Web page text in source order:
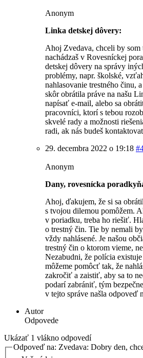
Anonym
Linka detskej dôvery:
Ahoj Zvedava, chceli by
nachádzaš v Rovesníckej
detskej dôvery na správy
problémy, napr. školské,
nahlasovanie trestného činu,
skôr obrátila práve na našu
napísať e-mail, alebo sa
pracovníci, ktorí s tebou
skvelé rady a možnosti
radi, ak nás budeš
29. decembra 2022 o 19:18
Anonym
Dany, rovesnícka
Ahoj, ďakujem, že si sa
s tvojou dilemou pomôžem.
v poriadku, treba ho riešiť.
o trestný čin. Tie by nemali
vždy nahlásené. Je našou
trestný čin o ktorom vieme,
Nezabudni, že polícia
môžeme pomôcť tak, že
zakročiť a zaistiť, aby sa to
podarí zabrániť, tým
v tejto správe našla odpoveď
Autor
Odpovede
Ukázať 1 vlákno odpovedí
Odpoveď na: Zvedava: Dobry den,